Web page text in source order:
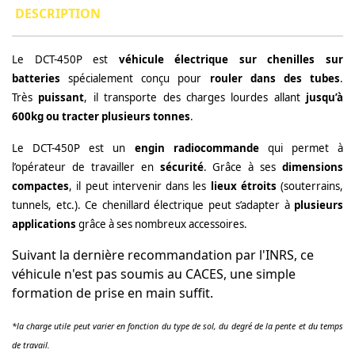
DESCRIPTION
Le DCT-450P est véhicule électrique sur chenilles sur
batteries spécialement conçu pour rouler dans des tubes.
Très puissant, il transporte des charges lourdes allant jusqu’à
600kg ou tracter plusieurs tonnes.
Le DCT-450P est un engin radiocommandequi permet à
l’opérateur de travailler en sécurité. Grâce à ses dimensions
compactes, il peut intervenir dans les lieux étroits (souterrains,
tunnels, etc.). Ce chenillard électrique peut s’adapter à plusieurs
applications grâce à ses nombreux accessoires.
Suivant la dernière recommandation par l'INRS, ce
véhicule n'est pas soumis au CACES, une simple
formation de prise en main suffit.
*la charge utile peut varier en fonction du type de sol, du degré de la pente et du temps
de travail.